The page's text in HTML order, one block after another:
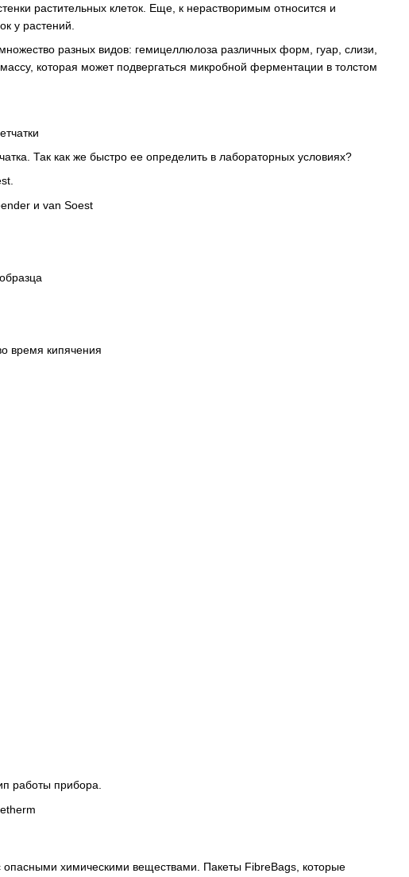
растительных клеток. Еще, к нерастворимым относится и
у растений.
разных видов: гемицеллюлоза различных форм, гуар, слизи,
которая может подвергаться микробной ферментации в толстом
Так как же быстро ее определить в лабораторных условиях?
работы прибора.
опасными химическими веществами. Пакеты FibreBags, которые